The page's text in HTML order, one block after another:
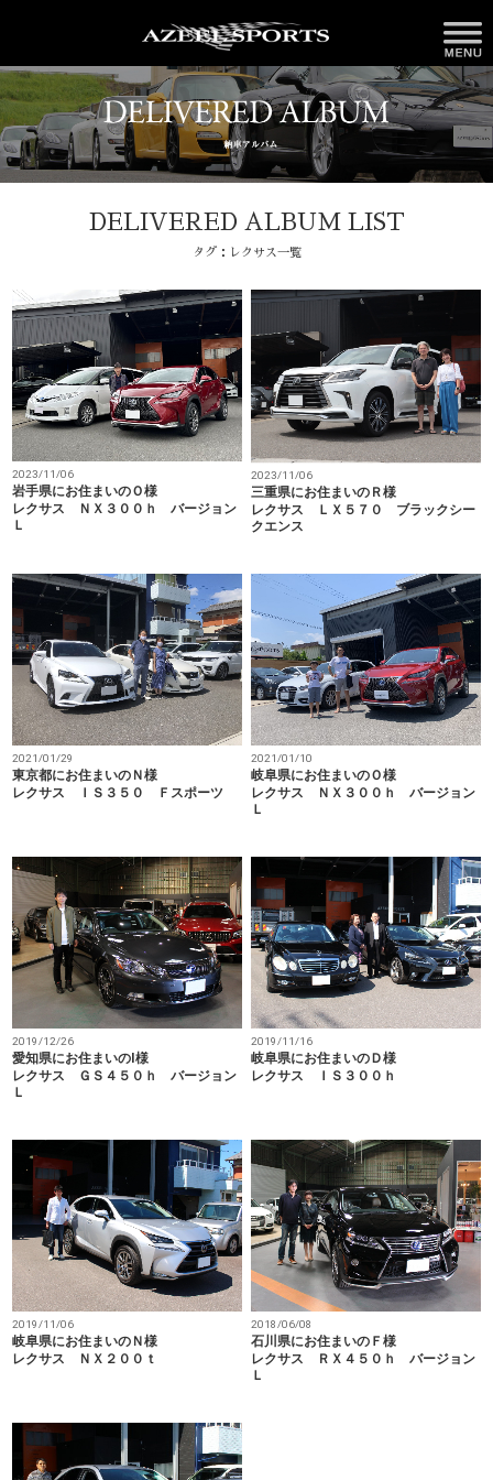
DELIVERED ALBUM LIST
タグ：レクサス一覧
2023/11/06
岩手県にお住まいのＯ様
レクサス ＮＸ３００ｈ バージョン
Ｌ
2023/11/06
三重県にお住まいのＲ様
レクサス ＬＸ５７０ ブラックシー
クエンス
2021/01/29
東京都にお住まいのＮ様
レクサス ＩＳ３５０ Ｆスポーツ
2021/01/10
岐阜県にお住まいのＯ様
レクサス ＮＸ３００ｈ バージョン
Ｌ
2019/12/26
愛知県にお住まいのⅠ様
レクサス ＧＳ４５０ｈ バージョン
Ｌ
2019/11/16
岐阜県にお住まいのＤ様
レクサス ＩＳ３００ｈ
2019/11/06
岐阜県にお住まいのＮ様
レクサス ＮＸ２００ｔ
2018/06/08
石川県にお住まいのＦ様
レクサス ＲＸ４５０ｈ バージョン
Ｌ